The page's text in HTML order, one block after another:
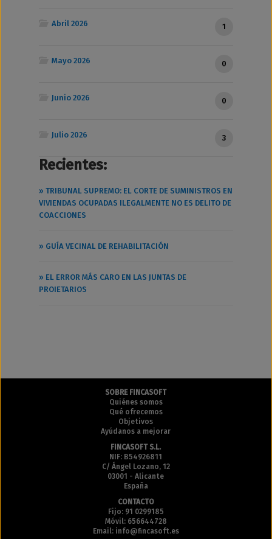
Abril 2026 1
Mayo 2026 0
Junio 2026 0
Julio 2026 3
Recientes:
» TRIBUNAL SUPREMO: EL CORTE DE SUMINISTROS EN
VIVIENDAS OCUPADAS ILEGALMENTE NO ES DELITO DE
COACCIONES
» GUÍA VECINAL DE REHABILITACIÓN
» EL ERROR MÁS CARO EN LAS JUNTAS DE
PROIETARIOS
SOBRE FINCASOFT
Quiénes somos
Qué ofrecemos
Objetivos
Ayúdanos a mejorar
FINCASOFT S.L.
NIF: B54926811
C/ Ángel Lozano, 12
03001 - Alicante
España
CONTACTO
Fijo: 91 0299185
Móvil: 656644728
Email: info@fincasoft.es